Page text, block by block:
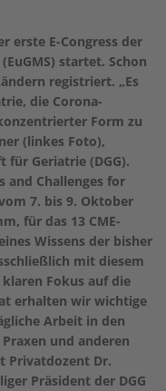
erste E-Congress der
startet. Schon
registriert. „Es
die Corona-
Form zu
(linkes Foto),
für Geriatrie (DGG).
and Challenges for
7. bis 9. Oktober
für das 13 CME-
Wissens der bisher
mit diesem
Fokus auf die
erhalten wir wichtige
Arbeit in den
und anderen
Privatdozent Dr.
Präsident der DGG